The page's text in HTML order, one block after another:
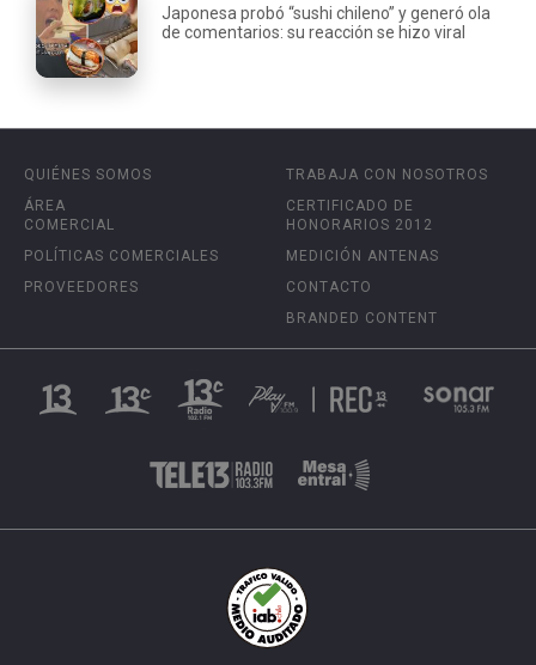
Japonesa probó “sushi chileno” y generó ola
de comentarios: su reacción se hizo viral
QUIÉNES SOMOS
ÁREA
COMERCIAL
POLÍTICAS COMERCIALES
PROVEEDORES
TRABAJA CON NOSOTROS
CERTIFICADO DE
HONORARIOS 2012
MEDICIÓN ANTENAS
CONTACTO
BRANDED CONTENT